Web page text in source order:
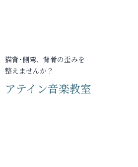
猫背･側弯、背骨の歪みを
整えませんか？
アテイン音楽教室